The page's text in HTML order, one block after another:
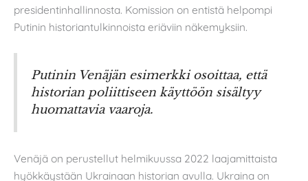
presidentinhallinnosta. Komission on entistä helpompi
Putinin historiantulkinnoista eriäviin näkemyksiin.
Putinin Venäjän esimerkki osoittaa, että
historian poliittiseen käyttöön sisältyy
huomattavia vaaroja.
Venäjä on perustellut helmikuussa 2022 laajamittaista
hyökkäystään Ukrainaan historian avulla. Ukraina on